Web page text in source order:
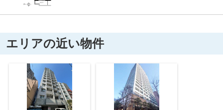
エリアの近い物件